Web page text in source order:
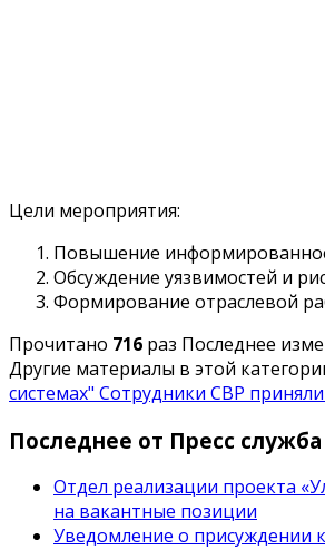
Цели мероприятия:
Повышение
Обсуждение уязвимостей и
Формирование отраслевой
Прочитано 716 раз Последнее
Другие материалы в этой
системах" Сотрудники СВР приняли
Последнее от Пресс
Отдел реализации проекта
на вакантные позиции
Уведомление о присуждении